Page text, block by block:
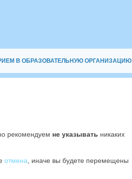
В ОБРАЗОВАТЕЛЬНУЮ ОРГАНИЗАЦИЮ
рекомендуем не указывать никаких
отмена , иначе вы будете перемещены